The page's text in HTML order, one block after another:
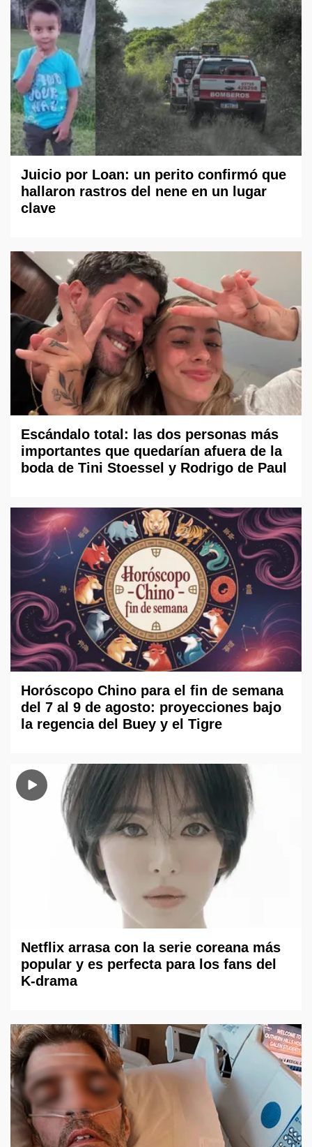
Juicio por Loan: un perito confirmó que
hallaron rastros del nene en un lugar
clave
Escándalo total: las dos personas más
importantes que quedarían afuera de la
boda de Tini Stoessel y Rodrigo de Paul
Horóscopo Chino para el fin de semana
del 7 al 9 de agosto: proyecciones bajo
la regencia del Buey y el Tigre
Netflix arrasa con la serie coreana más
popular y es perfecta para los fans del
K-drama